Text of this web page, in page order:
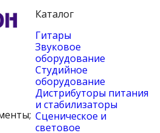
Каталог
Гитары
Звуковое
оборудование
Студийное
оборудование
Дистрибуторы питания
и стабилизаторы
Сценическое и
световое